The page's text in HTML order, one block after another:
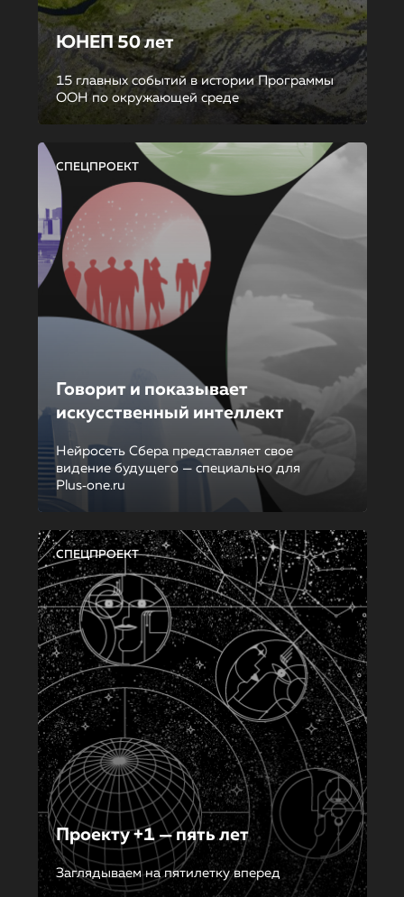
ЮНЕП 50 лет
15 главных событий в истории Программы
ООН по окружающей среде
СПЕЦПРОЕКТ
Говорит и показывает
искусственный интеллект
Нейросеть Сбера представляет свое
видение будущего — специально для
Plus‑one.ru
СПЕЦПРОЕКТ
Проекту +1 — пять лет
Заглядываем на пятилетку вперед